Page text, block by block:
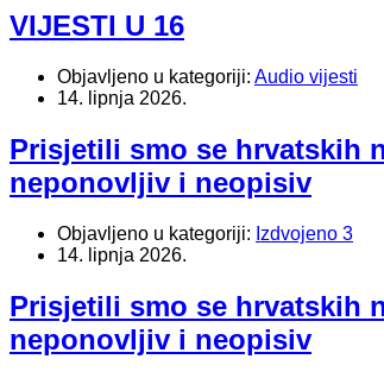
VIJESTI U 16
Objavljeno u kategoriji: Audio vijesti
14. lipnja 2026.
Prisjetili smo se hrvatskih
neponovljiv i neopisiv
Objavljeno u kategoriji: Izdvojeno 3
14. lipnja 2026.
Prisjetili smo se hrvatskih
neponovljiv i neopisiv